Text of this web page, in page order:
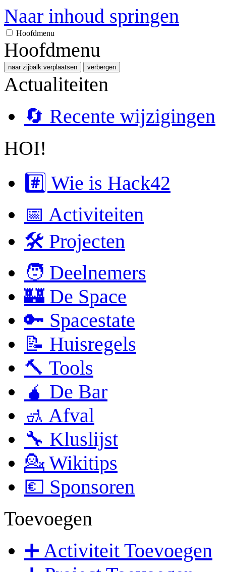
Naar inhoud springen
Hoofdmenu
Hoofdmenu
naar zijbalk verplaatsen verbergen
Actualiteiten
🔄 Recente wijzigingen
HOI!
#️⃣ Wie is Hack42
📅 Activiteiten
🛠 Projecten
🧑 Deelnemers
🏰 De Space
🔑 Spacestate
📝 Huisregels
🔨 Tools
🧉 De Bar
🚮 Afval
🔧 Kluslijst
💁 Wikitips
💶 Sponsoren
Toevoegen
➕ Activiteit Toevoegen